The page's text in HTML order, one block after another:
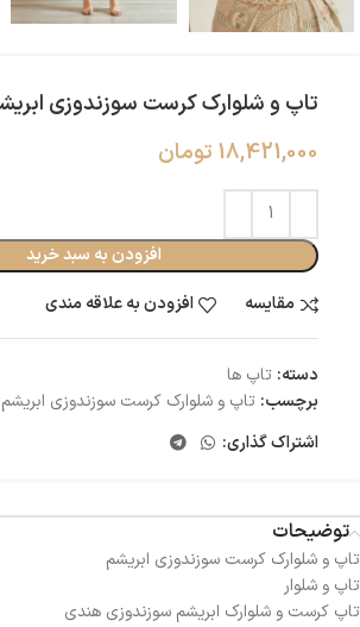
تاپ و شلوارک کرست سوزندوزی
18,421,000 تومان
افزودن به سبد خرید
مقایسه
افزودن به علاقه مندی
دسته: تاپ ها
برچسب: تاپ و شلوارک کرست سوزندوزی ابریشم
اشتراک گذاری:
توضیحات
تاپ و شلوارک کرست سوزندوزی ابریشم
تاپ و شلوار
تاپ کرست و شلوارک ابریشم سوزندوزی هندی